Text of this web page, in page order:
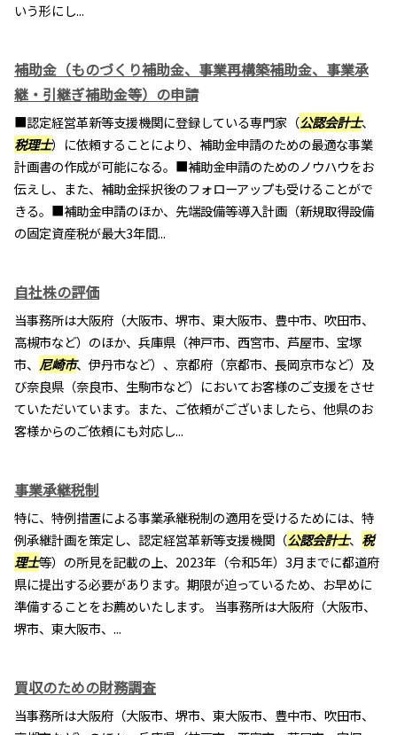
いう形にし...
補助金（ものづくり補助金、事業再構築補助金、事業承
継・引継ぎ補助金等）の申請
■認定経営革新等支援機関に登録している専門家（公認会計士、
税理士）に依頼することにより、補助金申請のための最適な事業
計画書の作成が可能になる。■補助金申請のためのノウハウをお
伝えし、また、補助金採択後のフォローアップも受けることがで
きる。■補助金申請のほか、先端設備等導入計画（新規取得設備
の固定資産税が最大3年間...
自社株の評価
当事務所は大阪府（大阪市、堺市、東大阪市、豊中市、吹田市、
高槻市など）のほか、兵庫県（神戸市、西宮市、芦屋市、宝塚
市、 尼崎市、伊丹市など）、京都府（京都市、長岡京市など）及
び奈良県（奈良市、生駒市など）においてお客様のご支援をさせ
ていただいています。また、ご依頼がございましたら、他県のお
客様からのご依頼にも対応し...
事業承継税制
特に、特例措置による事業承継税制の適用を受けるためには、特
例承継計画を策定し、認定経営革新等支援機関（公認会計士、 税
理士等）の所見を記載の上、2023年（令和5年）3月までに都道府
県に提出する必要があります。期限が迫っているため、お早めに
準備することをお薦めいたします。 当事務所は大阪府（大阪市、
堺市、東大阪市、...
買収のための財務調査
当事務所は大阪府（大阪市、堺市、東大阪市、豊中市、吹田市、